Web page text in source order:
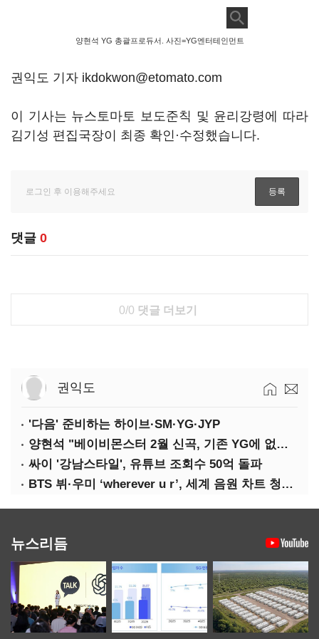
양현석 YG 총괄프로듀서. 사진=YG엔터테인먼트
권익도 기자 ikdokwon@etomato.com
이 기사는 뉴스토마토 보도준칙 및 윤리강령에 따라
김기성 편집국장이 최종 확인·수정했습니다.
댓글 0
0/0 댓글 더보기
권익도
'다음' 준비하는 하이브·SM·YG·JYP
양현석 "베이비몬스터 2월 신곡, 기존 YG에 없던 노래"
싸이 '강남스타일', 유튜브 조회수 50억 돌파
BTS 뷔·우미 ‘wherever u r’, 세계 음원 차트 청신호
뉴스리듬